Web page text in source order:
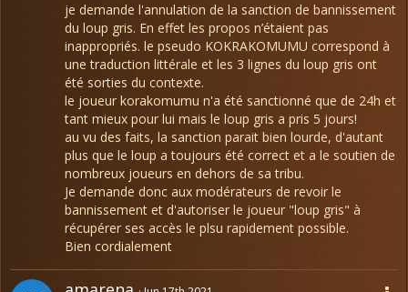
je demande l'annulation de la sanction de bannissement
du loup gris. En effet les propos n’étaient pas
inappropriés. le pseudo KOKRAKOMUMU correspond à
une traduction littérale et les 3 lignes du loup gris ont
été sorties du contexte.
le joueur korakomumu n'a été sanctionné que de 24h et
tant mieux pour lui mais le loup gris a pris 5 jours!
au vu des faits, la sanction parait bien lourde, d'autant
plus que le loup a toujours été correct et a le soutien de
nombreux joueurs en dehors de sa tribu.
Je demande donc aux modérateurs de revoir le
bannissement et d'autoriser le joueur "loup gris" à
récupérer ses accès le plsu rapidement possible.
Bien cordialement